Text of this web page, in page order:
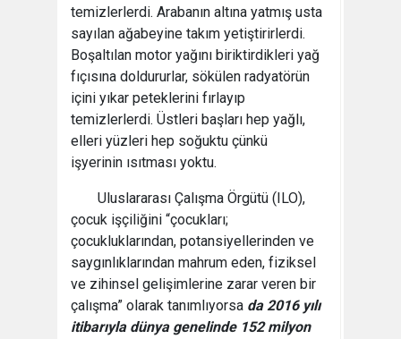
temizlerlerdi. Arabanın altına yatmış usta
sayılan ağabeyine takım yetiştirirlerdi.
Boşaltılan motor yağını biriktirdikleri yağ
fıçısına doldururlar, sökülen radyatörün
içini yıkar peteklerini fırlayıp
temizlerlerdi. Üstleri başları hep yağlı,
elleri yüzleri hep soğuktu çünkü
işyerinin ısıtması yoktu.
Uluslararası Çalışma Örgütü (ILO),
çocuk işçiliğini “çocukları;
çocukluklarından, potansiyellerinden ve
saygınlıklarından mahrum eden, fiziksel
ve zihinsel gelişimlerine zarar veren bir
çalışma” olarak tanımlıyorsa da 2016 yılı
itibarıyla dünya genelinde 152 milyon